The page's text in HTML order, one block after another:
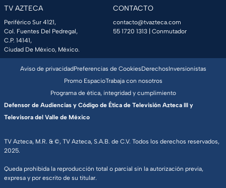
TV AZTECA
Periférico Sur 4121,
Col. Fuentes Del Pedregal,
C.P. 14141,
Ciudad De México, México.
CONTACTO
contacto@tvazteca.com
55 1720 1313 | Conmutador
TV Azteca, M.R. & ©, TV Azteca, S.A.B. de C.V. Todos los derechos reservados,
2025.
Queda prohibida la reproducción total o parcial sin la autorización previa,
expresa y por escrito de su titular.
Aviso de privacidadPreferencias de CookiesDerechosInversionistas
Promo EspacioTrabaja con nosotros
Programa de ética, integridad y cumplimiento
Defensor de Audiencias y Código de Ética de Televisión Azteca III y
Televisora del Valle de México